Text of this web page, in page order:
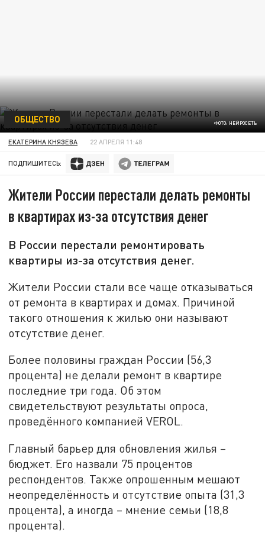
ФОТО: НЕЙРОСЕТЬ
ОБЩЕСТВО
ЕКАТЕРИНА КНЯЗЕВА 22 АПРЕЛЯ 11:48
ПОДПИШИТЕСЬ:
Жители России перестали делать ремонты
в квартирах из-за отсутствия денег
В России перестали ремонтировать
квартиры из-за отсутствия денег.
Жители России стали все чаще отказываться
от ремонта в квартирах и домах. Причиной
такого отношения к жилью они называют
отсутствие денег.
Более половины граждан России (56,3
процента) не делали ремонт в квартире
последние три года. Об этом
свидетельствуют результаты опроса,
проведённого компанией VEROL.
Главный барьер для обновления жилья –
бюджет. Его назвали 75 процентов
респондентов. Также опрошенным мешают
неопределённость и отсутствие опыта (31,3
процента), а иногда – мнение семьи (18,8
процента).